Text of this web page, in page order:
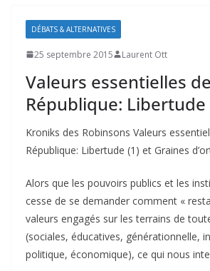
DÉBATS & ALTERNATIVES
25 septembre 2015 Laurent Ott
Valeurs essentielles
République: Libertude
Kroniks des Robinsons Valeurs
République: Libertude (1) et Graines
Alors que les pouvoirs publics et les
cesse de se demander comment «
valeurs engagés sur les terrains de
(sociales, éducatives, générationnelle,
politique, économique), ce qui nous